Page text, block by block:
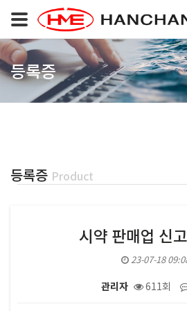
등록증
등록증 Product
시약 판매업 신
23-07-18
관리자 611회